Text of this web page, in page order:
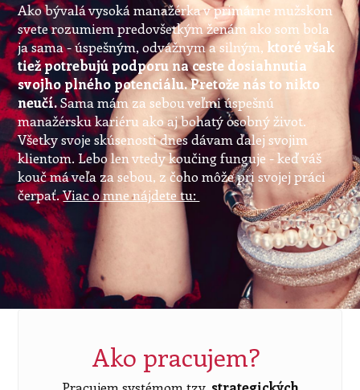
Ako bývalá vysoká manažérka v primárne mužskom
svete rozumiem predovšetkým ženám ako som bola
ja sama - úspešným, odvážnym a silným, ktoré však
tiež potrebujú podporu na ceste dosiahnutia
svojho plného potenciálu. Pretože nás to nikto
neučí.Sama mám za sebou veľmi úspešnú
manažérsku kariéru ako aj bohatý osobný život.
Všetky svoje skúsenosti dnes dávam ďalej svojim
klientom. Lebo len vtedy koučing funguje - keď váš
kouč má veľa za sebou, z čoho môže pri svojej práci
čerpať.Viac o mne nájdete tu:
Ako pracujem?